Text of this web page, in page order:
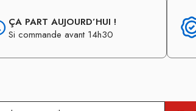
ÇA PART AUJOURD’HUI !
Si commande avant 14h30